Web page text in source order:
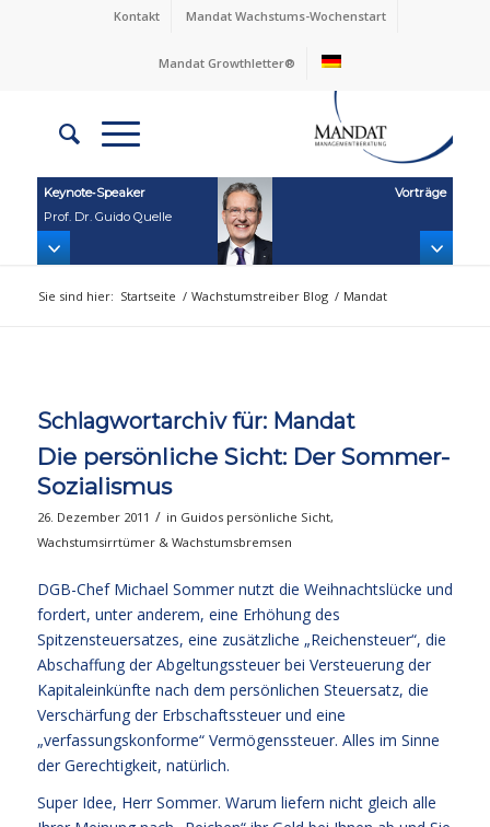
Kontakt Mandat Wachstums-Wochenstart
Mandat Growthletter®
Keynote‑Speaker
Prof. Dr. Guido Quelle
Vorträge
Sie sind hier: Startseite / Wachstumstreiber Blog / Mandat
Schlagwortarchiv für: Mandat
Die persönliche Sicht: Der Sommer-
Sozialismus
26. Dezember 2011 / in Guidos persönliche Sicht,
Wachstumsirrtümer & Wachstumsbremsen
DGB-Chef Michael Sommer nutzt die Weihnachtslücke und
fordert, unter anderem, eine Erhöhung des
Spitzensteuersatzes, eine zusätzliche „Reichensteuer“, die
Abschaffung der Abgeltungssteuer bei Versteuerung der
Kapitaleinkünfte nach dem persönlichen Steuersatz, die
Verschärfung der Erbschaftssteuer und eine
„verfassungskonforme“ Vermögenssteuer. Alles im Sinne
der Gerechtigkeit, natürlich.
Super Idee, Herr Sommer. Warum liefern nicht gleich alle